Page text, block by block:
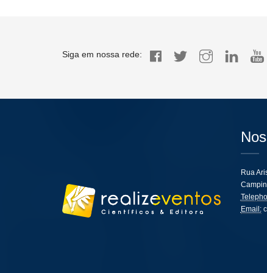
Siga em nossa rede:
Rua
Email: